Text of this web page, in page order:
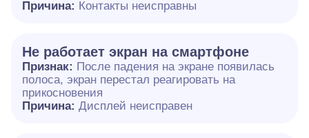
Причина: Контакты неисправны
Не работает экран на смартфоне
Признак: После падения на экране появилась
полоса, экран перестал реагировать на
прикосновения
Причина: Дисплей неисправен